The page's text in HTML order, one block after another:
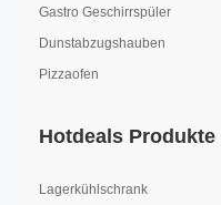
Gastro Geschirrspüler
Dunstabzugshauben
Pizzaofen
Hotdeals Produkte
Lagerkühlschrank